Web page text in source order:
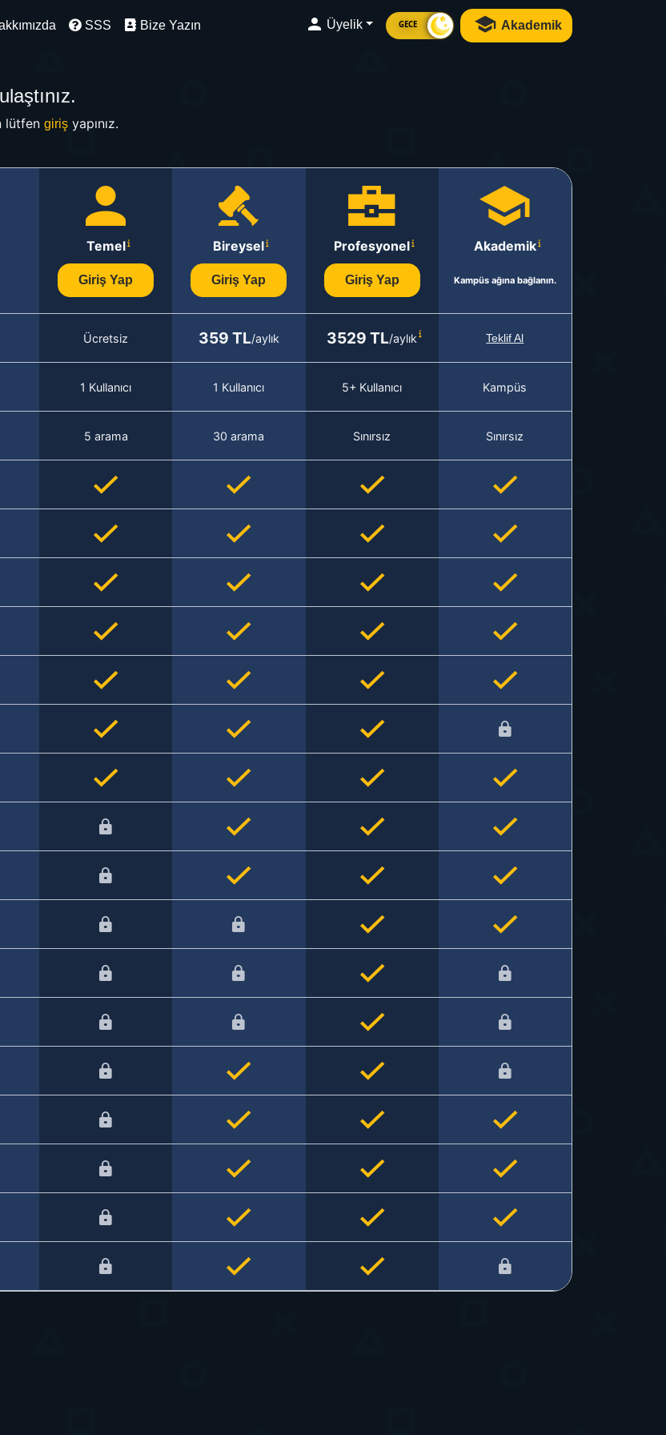
SSS Bize Yazın Üyelik GECE Akademik
lütfen girişyapınız.
Temel
Giriş Yap
Bireysel
Giriş Yap
Profesyonel
Giriş Yap
Akademik
Kampüs ağına bağlanın.
Ücretsiz 359 TL/aylık 3529 TL/aylık Teklif Al
1 Kullanıcı 1 Kullanıcı 5+ Kullanıcı Kampüs
5 arama 30 arama Sınırsız Sınırsız